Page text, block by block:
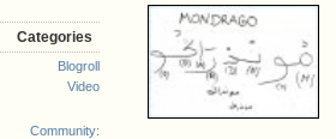
Categories
Blogroll
Video
Community: